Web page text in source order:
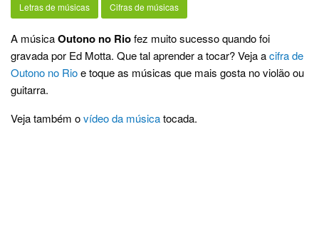
Letras de músicas Cifras de músicas
A músicaOutono no Riofez muito sucesso quando foi
gravada por Ed Motta. Que tal aprender a tocar? Veja acifra de
Outono no Rioe toque as músicas que mais gosta no violão ou
guitarra.
Veja também ovídeo da músicatocada.